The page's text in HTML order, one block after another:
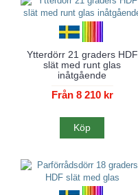
Ytterdörr 21 graders HDF
slät med runt glas
inåtgående
Från 8 210 kr
Köp